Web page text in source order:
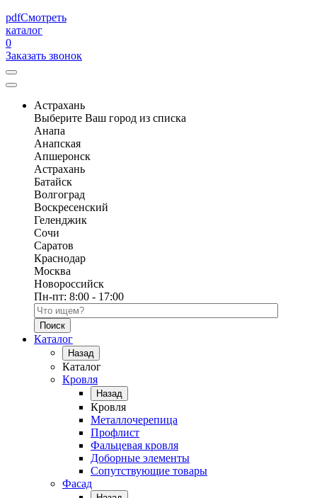
pdfСмотреть
каталог
0
Заказать звонок
Астрахань
Выберите Ваш город из списка
Анапа
Анапская
Апшеронск
Астрахань
Батайск
Волгоград
Воскресенский
Геленджик
Сочи
Саратов
Краснодар
Москва
Новороссийск
Пн-пт: 8:00 - 17:00
Поиск по каталогу
Каталог
Назад
Каталог
Кровля
Назад
Кровля
Металлочерепица
Профлист
Фальцевая кровля
Доборные элементы
Сопутствующие товары
Фасад